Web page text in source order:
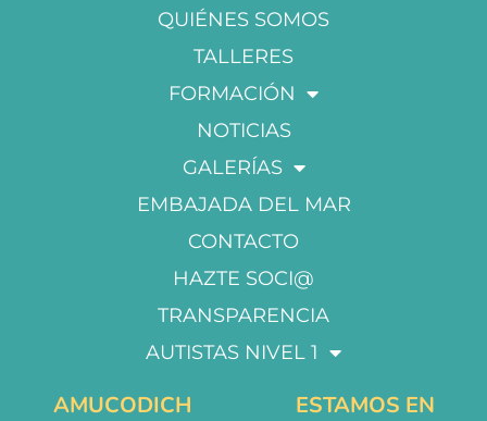
QUIÉNES SOMOS
TALLERES
FORMACIÓN
NOTICIAS
GALERÍAS
EMBAJADA DEL MAR
CONTACTO
HAZTE SOCI@
TRANSPARENCIA
AUTISTAS NIVEL 1
AMUCODICH ESTAMOS EN